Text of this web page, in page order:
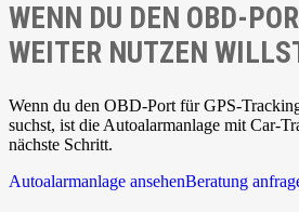
WENN DU DEN OBD-
WEITER NUTZEN
Wenn du den OBD-Port für GPS-
suchst, ist die Autoalarmanlage mit Car-
nächste Schritt.
Autoalarmanlage ansehenBeratung